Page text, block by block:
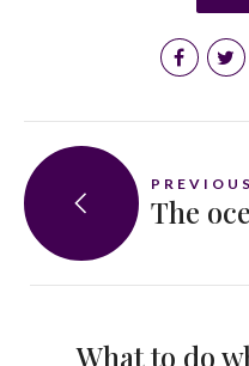
PREVIOUS
The
What to do